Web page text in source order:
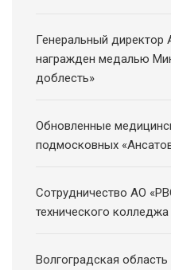
Генеральный директор
награжден медалью
доблесть»
Обновленные
подмосковных
Сотрудничество АО
технического колледжа
Волгоградская